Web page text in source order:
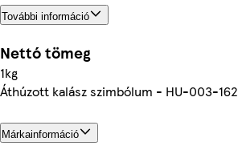
További információ
Nettó tömeg
1kg
Áthúzott kalász szimbólum - HU-003-162
Márkainformáció